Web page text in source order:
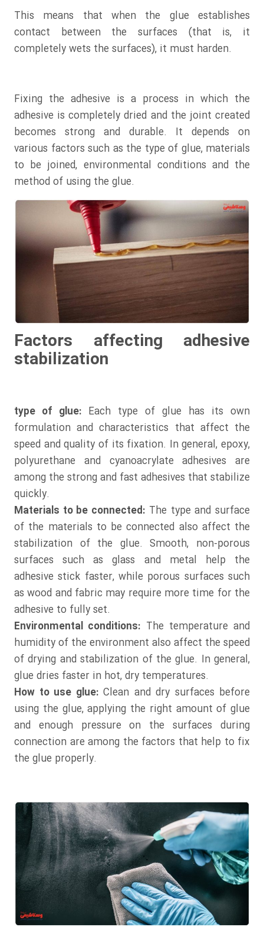
This means that when the glue establishes
contact between the surfaces (that is, it
completely wets the surfaces), it must harden.
Fixing the adhesive is a process in which the
adhesive is completely dried and the joint created
becomes strong and durable. It depends on
various factors such as the type of glue, materials
to be joined, environmental conditions and the
method of using the glue.
Factors affecting adhesive
stabilization
type of glue: Each type of glue has its own
formulation and characteristics that affect the
speed and quality of its fixation. In general, epoxy,
polyurethane and cyanoacrylate adhesives are
among the strong and fast adhesives that stabilize
quickly.
Materials to be connected: The type and surface
of the materials to be connected also affect the
stabilization of the glue. Smooth, non-porous
surfaces such as glass and metal help the
adhesive stick faster, while porous surfaces such
as wood and fabric may require more time for the
adhesive to fully set.
Environmental conditions: The temperature and
humidity of the environment also affect the speed
of drying and stabilization of the glue. In general,
glue dries faster in hot, dry temperatures.
How to use glue:Clean and dry surfaces before
using the glue, applying the right amount of glue
and enough pressure on the surfaces during
connection are among the factors that help to fix
the glue properly.